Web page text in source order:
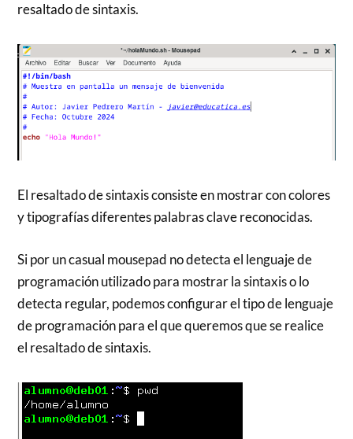
resaltado de sintaxis.
El resaltado de sintaxis consiste en mostrar con colores
y tipografías diferentes palabras clave reconocidas.
Si por un casual mousepad no detecta el lenguaje de
programación utilizado para mostrar la sintaxis o lo
detecta regular, podemos configurar el tipo de lenguaje
de programación para el que queremos que se realice
el resaltado de sintaxis.